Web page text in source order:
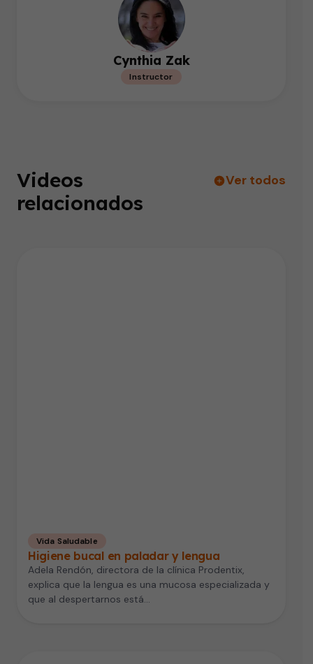
Cynthia Zak
Instructor
Videos
relacionados
Ver todos
Vida Saludable
Higiene bucal en paladar y lengua
Adela Rendón, directora de la clínica Prodentix,
explica que la lengua es una mucosa especializada y
que al despertarnos está…